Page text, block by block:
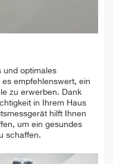
und optimales
empfehlenswert, ein
zu erwerben. Dank
in Ihrem Haus
hilft Ihnen
um ein gesundes
schaffen.